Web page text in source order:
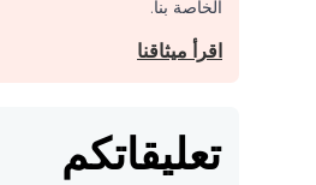
الخاصة بنا.
اقرأ ميثاقنا
تعليقاتكم